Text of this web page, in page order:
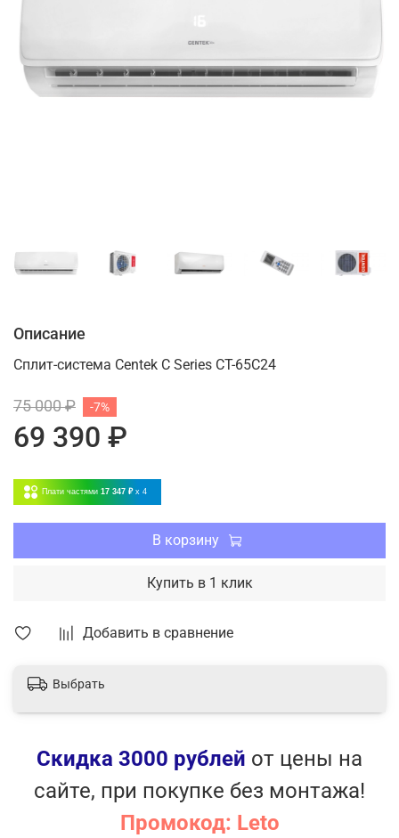
Добавить в сравнение
Описание
Сплит-система Centek C Series CT-65C24
75 000 ₽
69 390 ₽
-7%
Плати частями 17 347 ₽ x 4
В корзину
Купить в 1 клик
Выбрать
Скидка 3000 рублей от цены на
сайте, при покупке без монтажа!
Промокод: Leto